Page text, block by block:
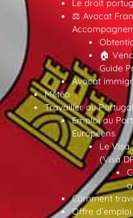
Le droit
⚖️ Avocat
🏠
Guide
Avocat
Météo
Travailler au Portugal
Emploi au
Européens
Le Visa
(Visa
Comment
Offre